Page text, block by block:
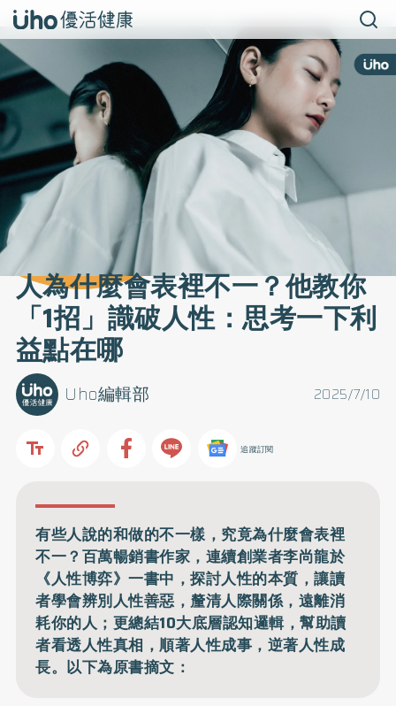
人為什麼會表裡不一？他教你
「1招」識破人性：思考一下利
益點在哪
2025/7/10
Uho編輯部
追蹤訂閱
有些人說的和做的不一樣，究竟為什麼會表裡
不一？百萬暢銷書作家，連續創業者李尚龍於
《人性博弈》一書中，探討人性的本質，讓讀
者學會辨別人性善惡，釐清人際關係，遠離消
耗你的人；更總結10大底層認知邏輯，幫助讀
者看透人性真相，順著人性成事，逆著人性成
長。以下為原書摘文：